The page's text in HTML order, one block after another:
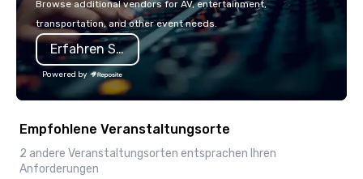
Browse additional vendors for AV, entertainment,
transportation, and other event needs.
Erfahren Sie mehr
Powered by
Empfohlene Veranstaltungsorte
2 andere Veranstaltungsorten entsprachen Ihren
Anforderungen